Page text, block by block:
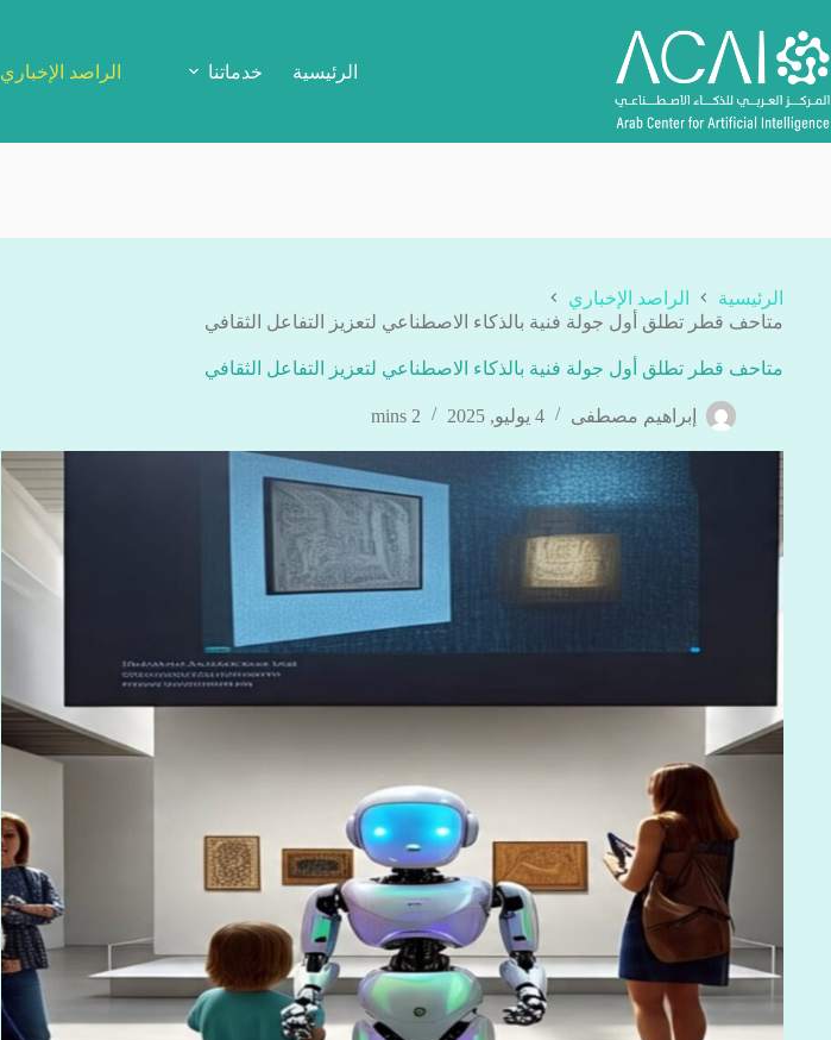
إلى
المحتوى
الرئيسية خدماتنا الراصد الإخباري
الرئيسية
الراصد الإخباري
متاحف قطر تطلق أول جولة فنية بالذكاء الاصطناعي لتعزيز التفاعل الثقافي
متاحف قطر تطلق أول جولة فنية بالذكاء الاصطناعي لتعزيز التفاعل الثقافي
إبراهيم مصطفى 4 يوليو, 2025 2 mins